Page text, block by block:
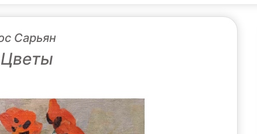
Сарьян